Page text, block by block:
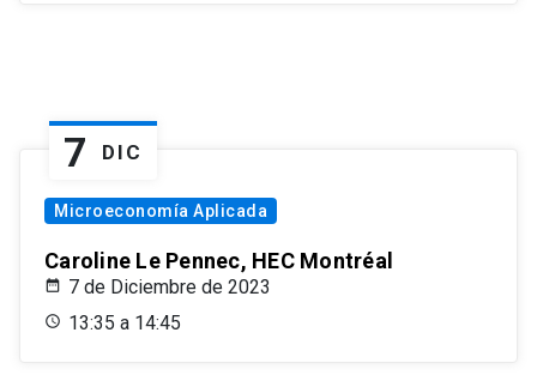
7 DIC
Microeconomía Aplicada
Caroline Le Pennec, HEC Montréal
7 de Diciembre de 2023
13:35 a 14:45